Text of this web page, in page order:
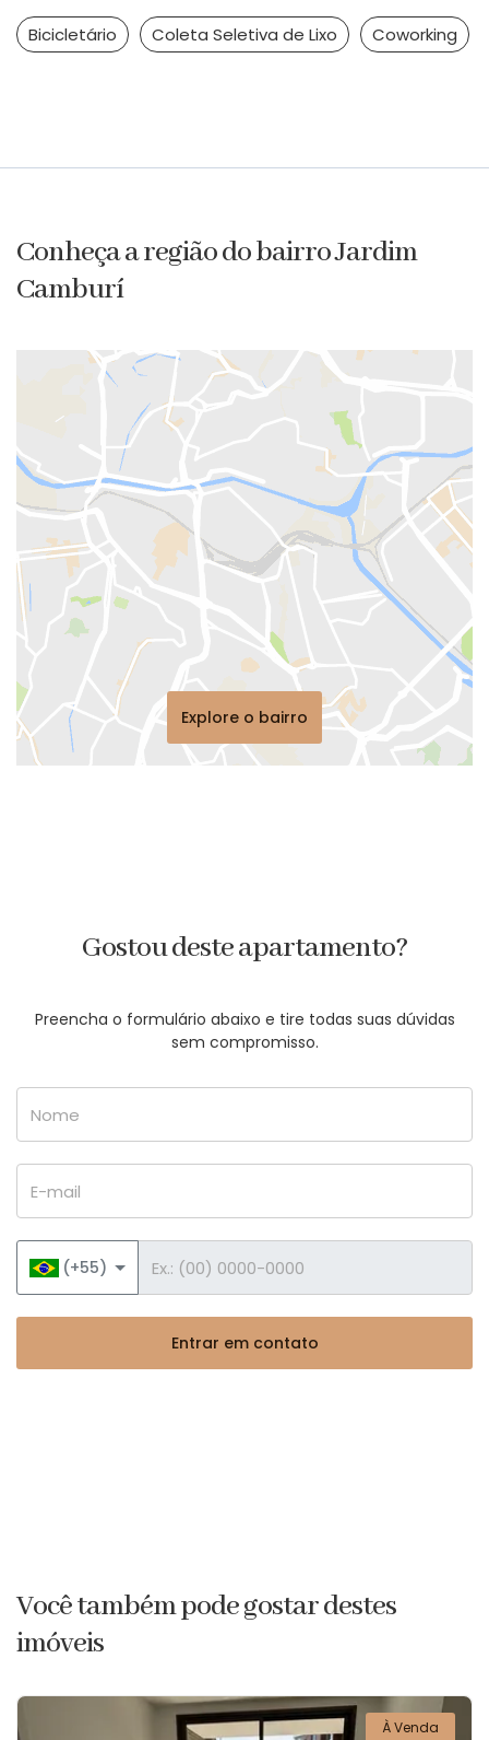
Bicicletário Coleta Seletiva de Lixo Coworking
Conheça a região do bairro Jardim
Camburí
Explore o bairro
Gostou deste apartamento?
Preencha o formulário abaixo e tire todas suas dúvidas
sem compromisso.
(+55)
Entrar em contato
Você também pode gostar destes
imóveis
À Venda